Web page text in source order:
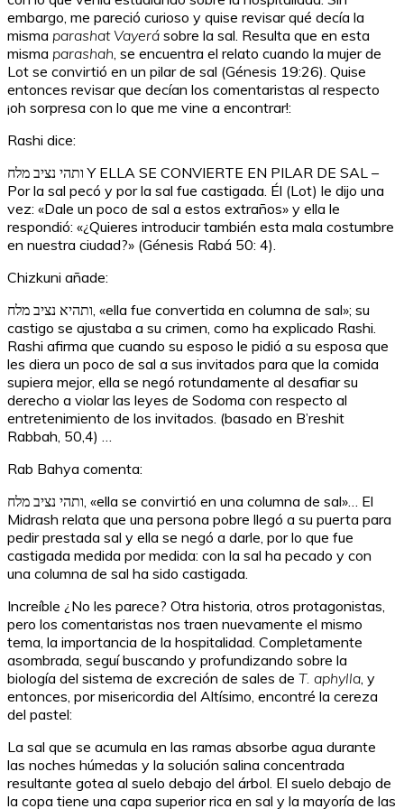
embargo, me pareció curioso y quise revisar qué decía la
misma parashat Vayerá sobre la sal. Resulta que en esta
misma parashah, se encuentra el relato cuando la mujer de
Lot se convirtió en un pilar de sal (Génesis 19:26). Quise
entonces revisar que decían los comentaristas al respecto
¡oh sorpresa con lo que me vine a encontrar!:
Rashi dice:
ותהי נציב מלח Y ELLA SE CONVIERTE EN PILAR DE SAL –
Por la sal pecó y por la sal fue castigada. Él (Lot) le dijo una
vez: «Dale un poco de sal a estos extraños» y ella le
respondió: «¿Quieres introducir también esta mala costumbre
en nuestra ciudad?» (Génesis Rabá 50: 4).
Chizkuni añade:
ותהיא נציב מלח, «ella fue convertida en columna de sal»; su
castigo se ajustaba a su crimen, como ha explicado Rashi.
Rashi afirma que cuando su esposo le pidió a su esposa que
les diera un poco de sal a sus invitados para que la comida
supiera mejor, ella se negó rotundamente al desafiar su
derecho a violar las leyes de Sodoma con respecto al
entretenimiento de los invitados. (basado en B’reshit
Rabbah, 50,4) …
Rab Bahya comenta:
ותהי נציב מלח, «ella se convirtió en una columna de sal»… El
Midrash relata que una persona pobre llegó a su puerta para
pedir prestada sal y ella se negó a darle, por lo que fue
castigada medida por medida: con la sal ha pecado y con
una columna de sal ha sido castigada.
Increíble ¿No les parece? Otra historia, otros protagonistas,
pero los comentaristas nos traen nuevamente el mismo
tema, la importancia de la hospitalidad. Completamente
asombrada, seguí buscando y profundizando sobre la
biología del sistema de excreción de sales de T. aphylla, y
entonces, por misericordia del Altísimo, encontré la cereza
del pastel:
La sal que se acumula en las ramas absorbe agua durante
las noches húmedas y la solución salina concentrada
resultante gotea al suelo debajo del árbol. El suelo debajo de
la copa tiene una capa superior rica en sal y la mayoría de las